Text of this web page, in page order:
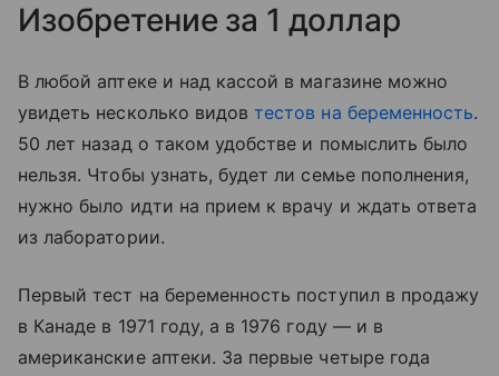
Изобретение за 1 доллар
В любой аптеке и над кассой в магазине можно
увидеть несколько видовтестов на беременность.
50 лет назад о таком удобстве и помыслить было
нельзя. Чтобы узнать, будет ли семье пополнения,
нужно было идти на прием к врачу и ждать ответа
из лаборатории.
Первый тест на беременность поступил в продажу
в Канаде в 1971 году, а в 1976 году — и в
американские аптеки. За первые четыре года